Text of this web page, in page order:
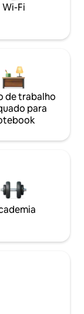
Wi-Fi
de trabalho
para